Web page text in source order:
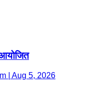
| Aug 5, 2026